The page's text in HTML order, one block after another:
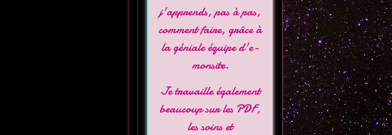
j'apprends, pas à pas,
comment faire, grâce à
la géniale équipe d'e-
monsite.
Je travaille également
beaucoup sur les PDF,
les soins et